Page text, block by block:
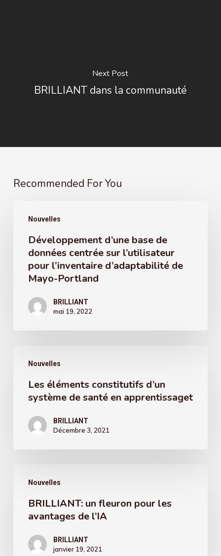
Next Post
BRILLIANT dans la communauté
Recommended For You
Nouvelles
d’une
base
données
d’adaptabilité
Mayo-
Portland
Développement d’une base de
données centrée sur l’utilisateur
pour l’inventaire d’adaptabilité de
Mayo-Portland
BRILLIANT
mai 19, 2022
Nouvelles
éléments
constitutifs
d’un
système
apprentissaget
Les éléments constitutifs d’un
système de santé en apprentissaget
BRILLIANT
Décembre 3, 2021
Nouvelles
fleuron
pour
avantages
BRILLIANT: un fleuron pour les
avantages de l’IA
BRILLIANT
janvier 19, 2021